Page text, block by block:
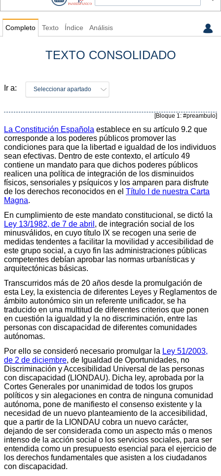
Completo Texto Índice Análisis
TEXTO CONSOLIDADO
Ir a: Seleccionar apartado
[Bloque 1: #preambulo]
La Constitución Española establece en su artículo 9.2 que
corresponde a los poderes públicos promover las
condiciones para que la libertad e igualdad de los individuos
sean efectivas. Dentro de este contexto, el artículo 49
contiene un mandato para que dichos poderes públicos
realicen una política de integración de los disminuidos
físicos, sensoriales y psíquicos y los amparen para disfrute
de los derechos reconocidos en el Título I de nuestra Carta
Magna.
En cumplimiento de este mandato constitucional, se dictó la
Ley 13/1982, de 7 de abril , de integración social de los
minusválidos, en cuyo título IX se recogen una serie de
medidas tendentes a facilitar la movilidad y accesibilidad de
este grupo social, a cuyo fin las administraciones públicas
competentes debían aprobar las normas urbanísticas y
arquitectónicas básicas.
Transcurridos más de 20 años desde la promulgación de
esta Ley, la existencia de diferentes Leyes y Reglamentos de
ámbito autonómico sin un referente unificador, se ha
traducido en una multitud de diferentes criterios que ponen
en cuestión la igualdad y la no discriminación, entre las
personas con discapacidad de diferentes comunidades
autónomas.
Por ello se consideró necesario promulgar la Ley 51/2003,
de 2 de diciembre, de Igualdad de Oportunidades, no
Discriminación y Accesibilidad Universal de las personas
con discapacidad (LIONDAU). Dicha ley, aprobada por la
Cortes Generales por unanimidad de todos los grupos
políticos y sin alegaciones en contra de ninguna comunidad
autónoma, pone de manifiesto el consenso existente y la
necesidad de un nuevo planteamiento de la accesibilidad,
que a partir de la LIONDAU cobra un nuevo carácter,
dejando de ser considerada como un aspecto más o menos
intenso de la acción social o los servicios sociales, para ser
entendida como un presupuesto esencial para el ejercicio de
los derechos fundamentales que asisten a los ciudadanos
con discapacidad.